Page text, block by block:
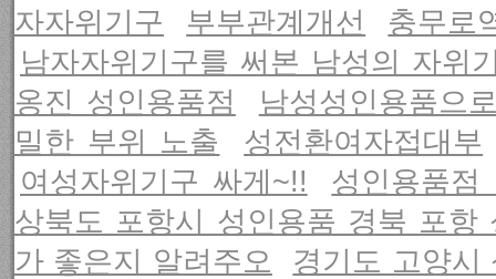
자자위기구
부부관계개선
충무로
남자자위기구를 써본 남성의 자위
옹진 성인용품점
남성성인용품으
밀한 부위 노출
성전환여자접대부
여성자위기구 싸게~!!
성인용품점
상북도 포항시 성인용품 경북 포항
가 좋은지 알려주오
경기도 고양시